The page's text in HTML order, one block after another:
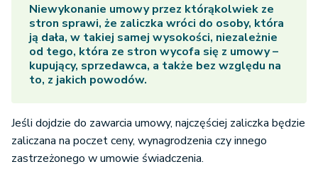
Niewykonanie umowy przez którąkolwiek ze
stron sprawi, że zaliczka wróci do osoby, która
ją dała, w takiej samej wysokości, niezależnie
od tego, która ze stron wycofa się z umowy –
kupujący, sprzedawca, a także bez względu na
to, z jakich powodów.
Jeśli dojdzie do zawarcia umowy, najczęściej zaliczka będzie
zaliczana na poczet ceny, wynagrodzenia czy innego
zastrzeżonego w umowie świadczenia.